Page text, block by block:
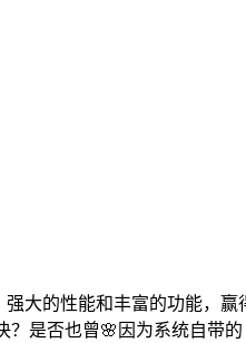
大的性能和丰富的功能，
是否也曾🌸因为系统自带